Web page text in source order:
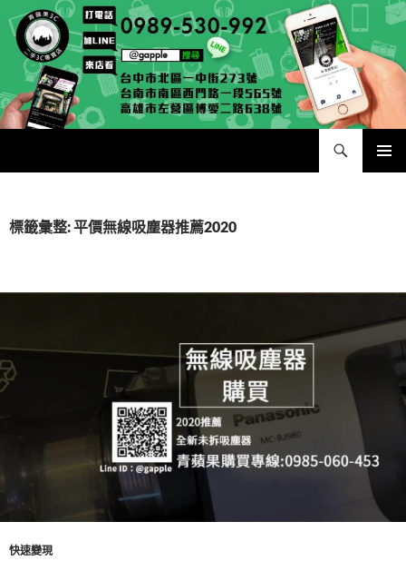
至
內
容
標籤彙整: 平價無線吸塵器推薦2020
快速變現